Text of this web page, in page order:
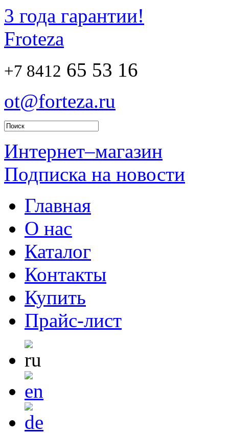
3 года гарантии!
Froteza
+7 8412 65 53 16
ot@forteza.ru
Интернет–магазин
Подписка на новости
Главная
О нас
Каталог
Контакты
Купить
Прайс-лист